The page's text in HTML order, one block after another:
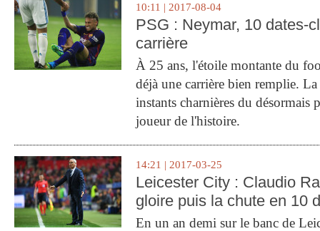
10:11 | 2017-08-04
PSG : Neymar, 10 dates-
carrière
À 25 ans, l'étoile montante du
déjà une carrière bien remplie.
instants charnières du désormais
joueur de l'histoire.
14:21 | 2017-03-25
Leicester City : Claudio
gloire puis la chute en 10
En un an demi sur le banc de